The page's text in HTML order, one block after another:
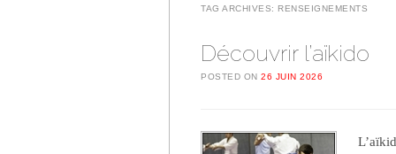
TAG ARCHIVES: RENSEIGNEMENTS
Découvrir l’aïkido
POSTED ON 26 JUIN 2026